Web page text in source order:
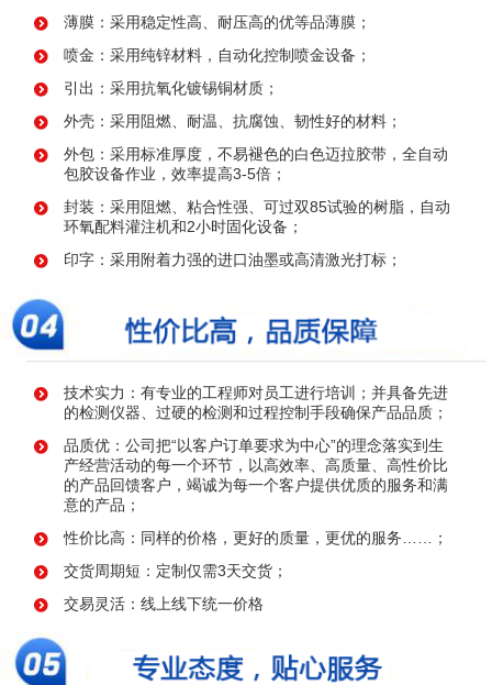
薄膜：采用稳定性高、耐压高的优等品薄膜；
喷金：采用纯锌材料，自动化控制喷金设备；
引出：采用抗氧化镀锡铜材质；
外壳：采用阻燃、耐温、抗腐蚀、韧性好的材料；
外包：采用标准厚度，不易褪色的白色迈拉胶带，全自动
包胶设备作业，效率提高3-5倍；
封装：采用阻燃、粘合性强、可过双85试验的树脂，自动
环氧配料灌注机和2小时固化设备；
印字：采用附着力强的进口油墨或高清激光打标；
技术实力：有专业的工程师对员工进行培训；并具备先进
的检测仪器、过硬的检测和过程控制手段确保产品品质；
品质优：公司把“以客户订单要求为中心”的理念落实到生
产经营活动的每一个环节，以高效率、高质量、高性价比
的产品回馈客户，竭诚为每一个客户提供优质的服务和满
意的产品；
性价比高：同样的价格，更好的质量，更优的服务……；
交货周期短：定制仅需3天交货；
交易灵活：线上线下统一价格